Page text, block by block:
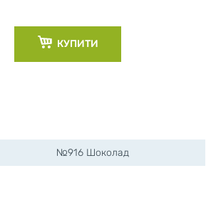
КУПИТИ
№916 Шоколад